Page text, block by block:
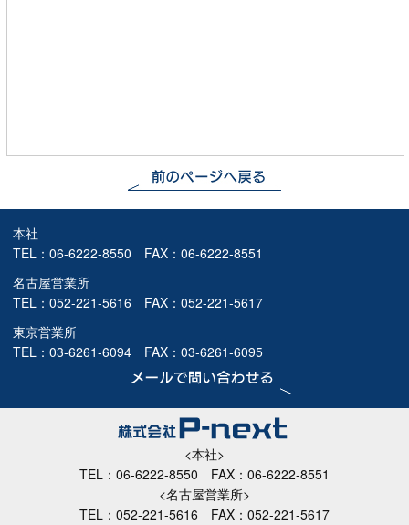
本社
TEL： 06-6222-8550 FAX：06-6222-8551
名古屋営業所
TEL： 052-221-5616 FAX：052-221-5617
東京営業所
TEL： 03-6261-6094 FAX：03-6261-6095
<本社>
TEL： 06-6222-8550 FAX：06-6222-8551
<名古屋営業所>
TEL： 052-221-5616 FAX：052-221-5617